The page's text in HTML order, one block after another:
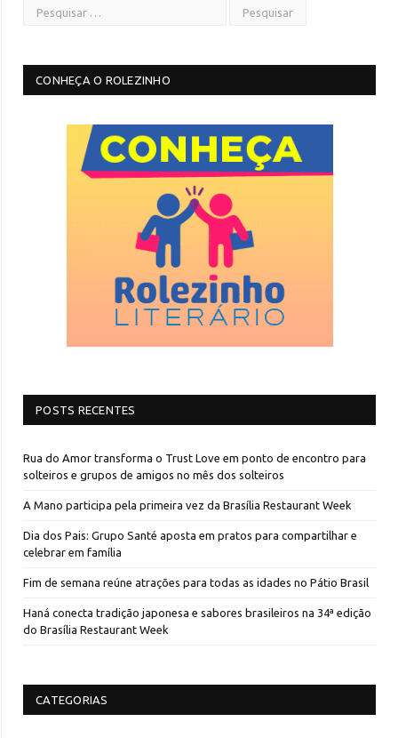
CONHEÇA O ROLEZINHO
POSTS RECENTES
Rua do Amor transforma o Trust Love em ponto de encontro para
solteiros e grupos de amigos no mês dos solteiros
A Mano participa pela primeira vez da Brasília Restaurant Week
Dia dos Pais: Grupo Santé aposta em pratos para compartilhar e
celebrar em família
Fim de semana reúne atrações para todas as idades no Pátio Brasil
Haná conecta tradição japonesa e sabores brasileiros na 34ª edição
do Brasília Restaurant Week
CATEGORIAS